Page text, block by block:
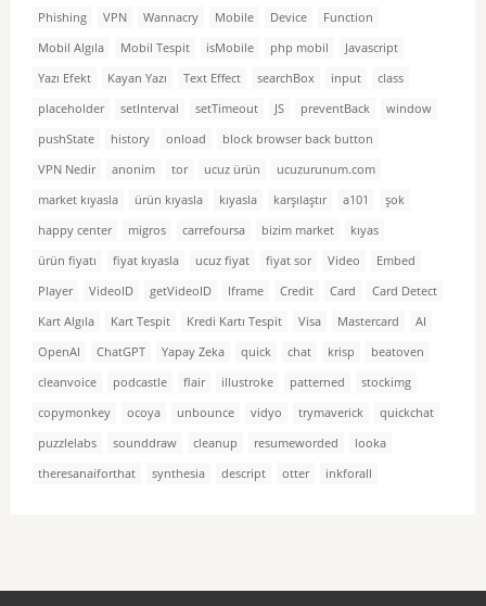
Phishing
VPN Wannacry Mobile Device
Function
Mobil Algıla
Mobil Tespit isMobile php mobil
Javascript
Yazı Efekt
Kayan Yazı Text Effect searchBox input
class
placeholder
setInterval setTimeout JS preventBack
window
pushState
history onload
block browser back button
VPN Nedir
anonim tor ucuz ürün
ucuzurunum.com
market kıyasla
ürün kıyasla kıyasla karşılaştır a101
şok
happy center
migros carrefoursa bizim market
kıyas
ürün fiyatı
fiyat kıyasla ucuz fiyat fiyat sor Video
Embed
Player
VideoID getVideoID Iframe Credit Card
Card Detect
Kart Algıla
Kart Tespit Kredi Kartı Tespit Visa Mastercard
AI
OpenAI
ChatGPT Yapay Zeka quick chat krisp
beatoven
cleanvoice
podcastle flair illustroke patterned
stockimg
copymonkey
ocoya unbounce vidyo trymaverick
quickchat
puzzlelabs
sounddraw cleanup resumeworded
looka
theresanaiforthat
synthesia descript otter inkforall